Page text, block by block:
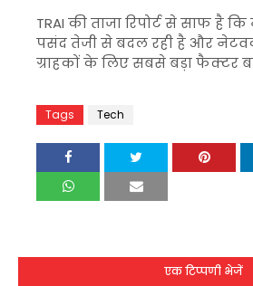
TRAI की ताजा रिपोर्ट से साफ है
पसंद तेजी से बदल रही है और
ग्राहकों के लिए सबसे बड़ा फैक्टर
Tags Tech
एक टिप्पणी भेजें